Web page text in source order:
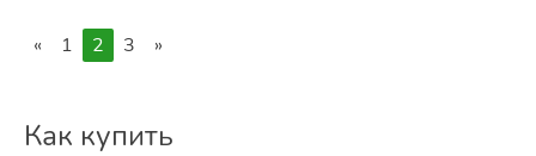
« 1 2 3 »
Как купить